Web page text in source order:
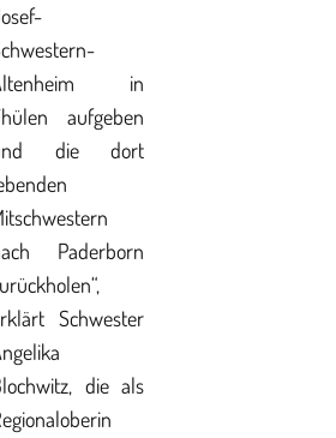
in
aufgeben
die dort
Paderborn
Schwester
die als